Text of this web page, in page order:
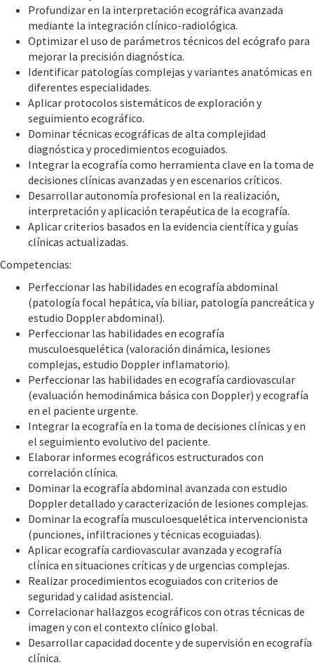
Profundizar en la interpretación ecográfica avanzada
mediante la integración clínico-radiológica.
Optimizar el uso de parámetros técnicos del ecógrafo para
mejorar la precisión diagnóstica.
Identificar patologías complejas y variantes anatómicas en
diferentes especialidades.
Aplicar protocolos sistemáticos de exploración y
seguimiento ecográfico.
Dominar técnicas ecográficas de alta complejidad
diagnóstica y procedimientos ecoguiados.
Integrar la ecografía como herramienta clave en la toma de
decisiones clínicas avanzadas y en escenarios críticos.
Desarrollar autonomía profesional en la realización,
interpretación y aplicación terapéutica de la ecografía.
Aplicar criterios basados en la evidencia científica y guías
clínicas actualizadas.
Competencias:
Perfeccionar las habilidades en ecografía abdominal
(patología focal hepática, vía biliar, patología pancreática y
estudio Doppler abdominal).
Perfeccionar las habilidades en ecografía
musculoesquelética (valoración dinámica, lesiones
complejas, estudio Doppler inflamatorio).
Perfeccionar las habilidades en ecografía cardiovascular
(evaluación hemodinámica básica con Doppler) y ecografía
en el paciente urgente.
Integrar la ecografía en la toma de decisiones clínicas y en
el seguimiento evolutivo del paciente.
Elaborar informes ecográficos estructurados con
correlación clínica.
Dominar la ecografía abdominal avanzada con estudio
Doppler detallado y caracterización de lesiones complejas.
Dominar la ecografía musculoesquelética intervencionista
(punciones, infiltraciones y técnicas ecoguiadas).
Aplicar ecografía cardiovascular avanzada y ecografía
clínica en situaciones críticas y de urgencias complejas.
Realizar procedimientos ecoguiados con criterios de
seguridad y calidad asistencial.
Correlacionar hallazgos ecográficos con otras técnicas de
imagen y con el contexto clínico global.
Desarrollar capacidad docente y de supervisión en ecografía
clínica.